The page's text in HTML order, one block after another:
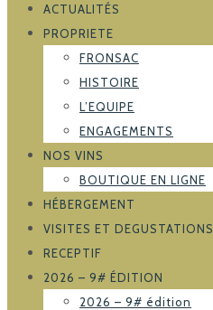
ACTUALITÉS
PROPRIETE
FRONSAC
HISTOIRE
L’EQUIPE
ENGAGEMENTS
NOS VINS
BOUTIQUE EN LIGNE
HÉBERGEMENT
VISITES ET DEGUSTATIONS
RECEPTIF
2026 – 9# ÉDITION
2026 – 9# édition